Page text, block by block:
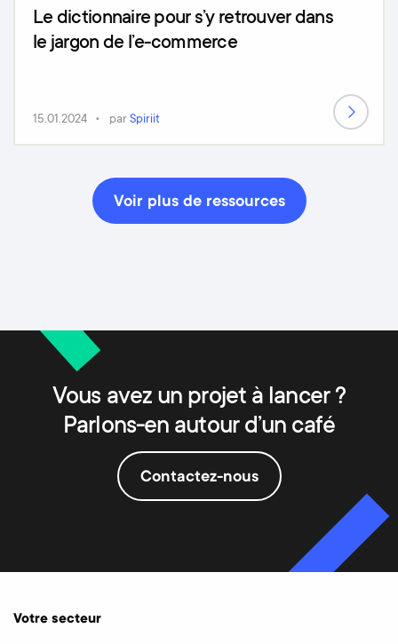
Le dictionnaire pour s’y retrouver dans
le jargon de l’e-commerce
15.01.2024 par Spiriit
Voir plus de ressources
Vous avez un projet à lancer ?
Parlons-en autour d’un café
Contactez-nous
Votre secteur